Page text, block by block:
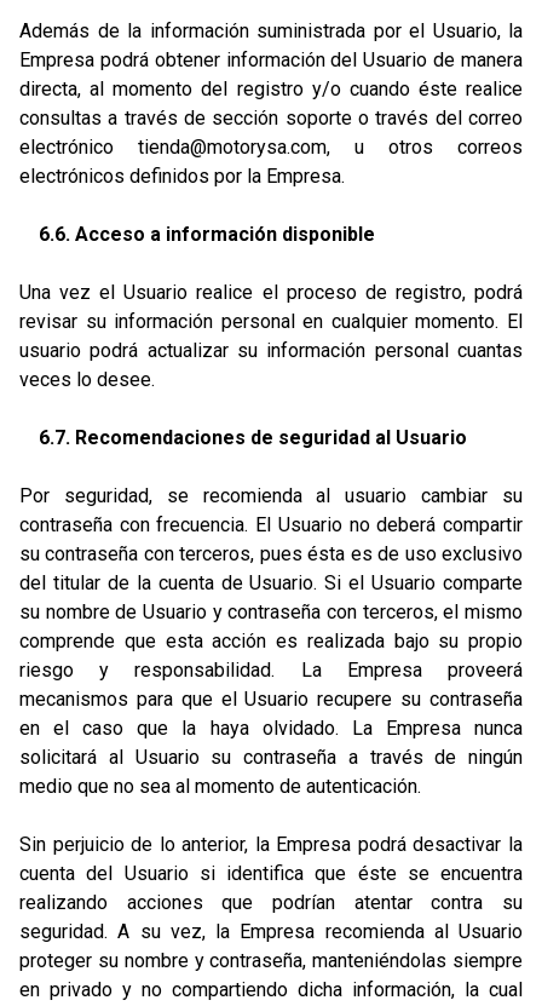
Además de la información suministrada por el Usuario, la
Empresa podrá obtener información del Usuario de manera
directa, al momento del registro y/o cuando éste realice
consultas a través de sección soporte o través del correo
electrónico tienda@motorysa.com, u otros correos
electrónicos definidos por la Empresa.
6.6. Acceso a información disponible
Una vez el Usuario realice el proceso de registro, podrá
revisar su información personal en cualquier momento. El
usuario podrá actualizar su información personal cuantas
veces lo desee.
6.7. Recomendaciones de seguridad al Usuario
Por seguridad, se recomienda al usuario cambiar su
contraseña con frecuencia. El Usuario no deberá compartir
su contraseña con terceros, pues ésta es de uso exclusivo
del titular de la cuenta de Usuario. Si el Usuario comparte
su nombre de Usuario y contraseña con terceros, el mismo
comprende que esta acción es realizada bajo su propio
riesgo y responsabilidad. La Empresa proveerá
mecanismos para que el Usuario recupere su contraseña
en el caso que la haya olvidado. La Empresa nunca
solicitará al Usuario su contraseña a través de ningún
medio que no sea al momento de autenticación.
Sin perjuicio de lo anterior, la Empresa podrá desactivar la
cuenta del Usuario si identifica que éste se encuentra
realizando acciones que podrían atentar contra su
seguridad. A su vez, la Empresa recomienda al Usuario
proteger su nombre y contraseña, manteniéndolas siempre
en privado y no compartiendo dicha información, la cual